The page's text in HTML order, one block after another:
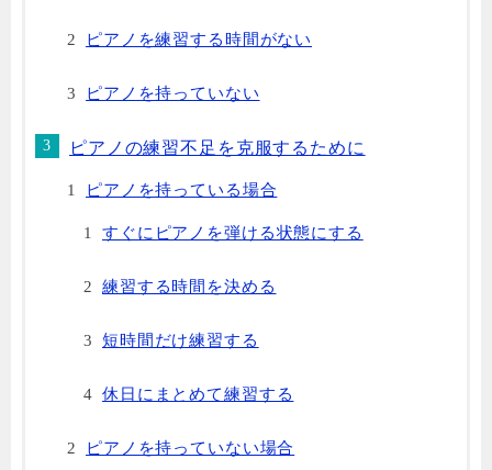
ピアノを練習する時間がない
ピアノを持っていない
ピアノの練習不足を克服するために
ピアノを持っている場合
すぐにピアノを弾ける状態にする
練習する時間を決める
短時間だけ練習する
休日にまとめて練習する
ピアノを持っていない場合